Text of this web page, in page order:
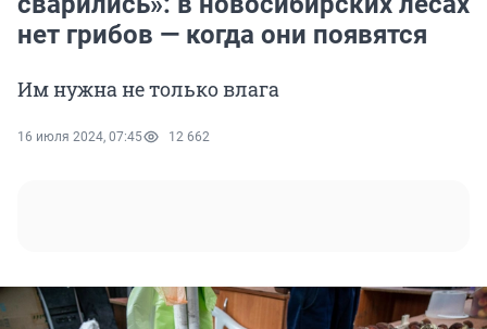
нет грибов — когда они появятся
Им нужна не только влага
16 июля 2024, 07:45 12 662